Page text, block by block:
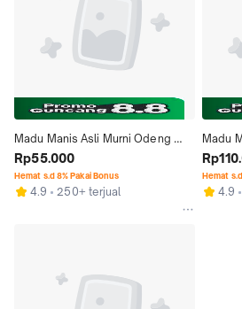
Madu Manis Asli Murni Odeng
Hutan Baduy Nusantara Penyubur
Diet 300ml
Rp55.000
Hemat s.d 8% Pakai Bonus
4.9 250+ terjual
Madu
Hutan
Diet
Hemat
4.9